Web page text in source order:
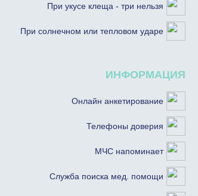
При укусе клеща - три нельзя
При солнечном или тепловом ударе
ИНФОРМАЦИЯ
Онлайн анкетирование
Телефоны доверия
МЧС напоминает
Служба поиска мед. помощи